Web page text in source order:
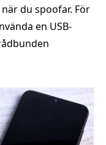
du spoofar. För
en USB-